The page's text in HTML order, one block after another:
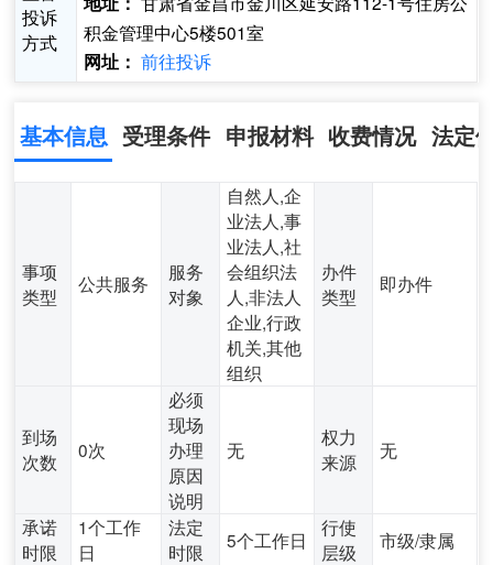
投诉
方式
积金管理中心5楼501室
网址： 前往投诉
基本信息 受理条件 申报材料 收费情况 法定
事项
类型
公共服务
服务
对象
自然人,企
业法人,事
业法人,社
会组织法
人,非法人
企业,行政
机关,其他
组织
办件
类型
即办件
到场
次数
0次
必须
现场
办理
原因
说明
无
权力
来源
无
承诺
时限
1个工作
日
法定
时限
5个工作日
行使
层级
市级/隶属